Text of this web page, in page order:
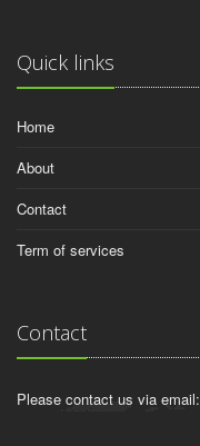
Quick links
Home
About
Contact
Term of services
Contact
Please contact us via email: